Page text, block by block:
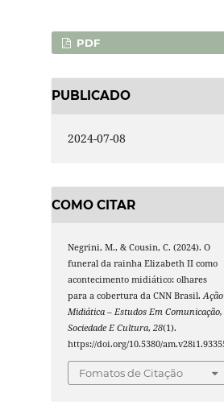
PDF
PUBLICADO
2024-07-08
COMO CITAR
Negrini, M., & Cousin, C. (2024). O
funeral da rainha Elizabeth II como
acontecimento midiático: olhares
para a cobertura da CNN Brasil.Ação
Midiática – Estudos Em Comunicação,
Sociedade E Cultura,28(1).
https://doi.org/10.5380/
Fomatos de Citação